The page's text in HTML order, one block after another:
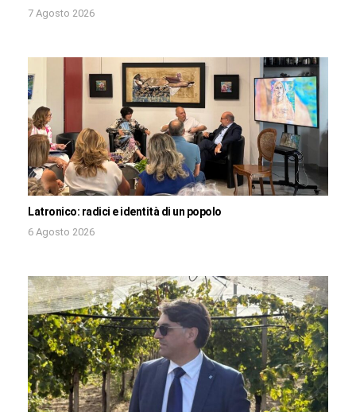
7 Agosto 2026
Latronico: radici e identità di un popolo
6 Agosto 2026